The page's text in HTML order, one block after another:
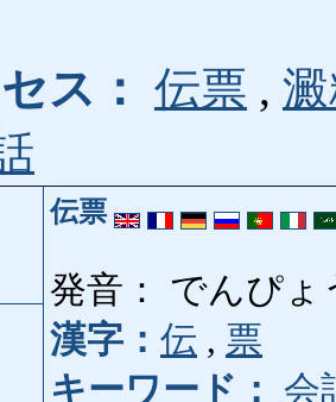
ス： 伝票 ,
伝票
発音： でんぴょ
漢字： 伝 , 票
キーワード：
会